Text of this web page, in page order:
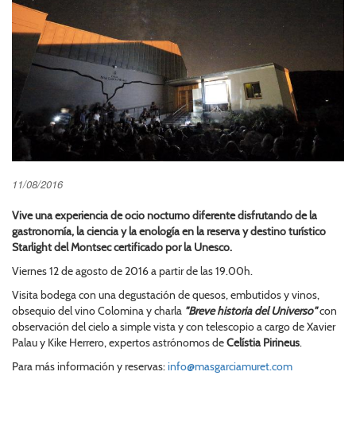
11/08/2016
Vive una experiencia de ocio nocturno diferente disfrutando de la
gastronomía, la ciencia y la enología en la reserva y destino turístico
Starlight del Montsec certificado por la Unesco.
Viernes 12 de agosto de 2016 a partir de las 19.00h.
Visita bodega con una degustación de quesos, embutidos y vinos,
obsequio del vino Colomina y charla "Breve historia del Universo"con
observación del cielo a simple vista y con telescopio a cargo de Xavier
Palau y Kike Herrero, expertos astrónomos deCelístia Pirineus.
Para más información y reservas:info@masgarciamuret.com